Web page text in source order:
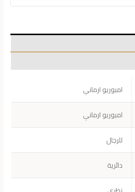
امبوريو ارماني
امبوريو ارماني
للرجال
دائرية